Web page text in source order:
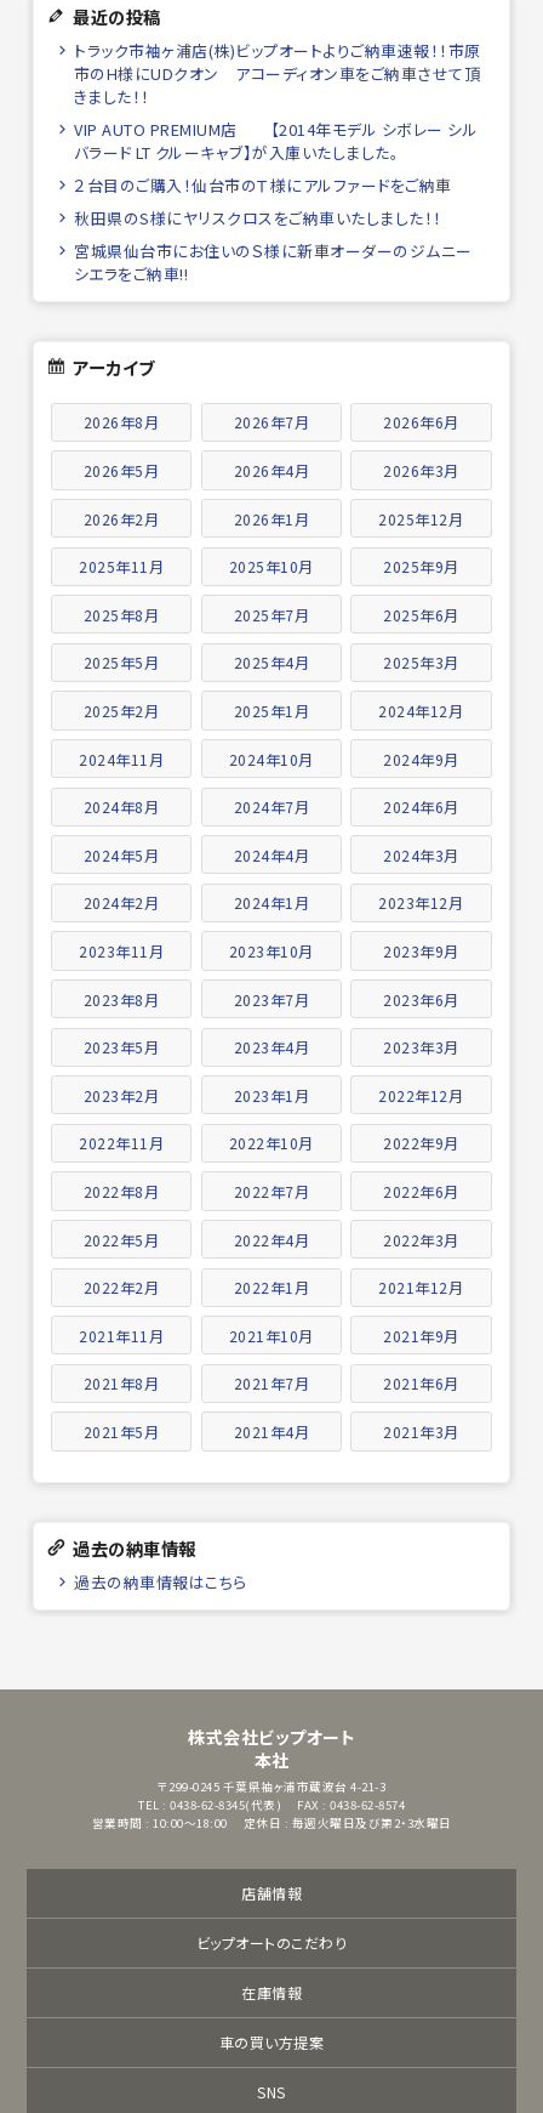
最近の投稿
トラック市袖ヶ浦店(株)ビップオートよりご納車速報！！市原
市のH様にUDクオン アコーディオン車をご納車させて頂
きました！！
VIP AUTO PREMIUM店 【2014年モデル シボレー シル
バラード LT クルーキャブ】が入庫いたしました。
２台目のご購入！仙台市のＴ様にアルファードをご納車
秋田県のS様にヤリスクロスをご納車いたしました！！
宮城県仙台市にお住いのＳ様に新車オーダーのジムニー
シエラをご納車!!
アーカイブ
2026年8月 2026年7月 2026年6月
2026年5月 2026年4月 2026年3月
2026年2月 2026年1月 2025年12月
2025年11月 2025年10月 2025年9月
2025年8月 2025年7月 2025年6月
2025年5月 2025年4月 2025年3月
2025年2月 2025年1月 2024年12月
2024年11月 2024年10月 2024年9月
2024年8月 2024年7月 2024年6月
2024年5月 2024年4月 2024年3月
2024年2月 2024年1月 2023年12月
2023年11月 2023年10月 2023年9月
2023年8月 2023年7月 2023年6月
2023年5月 2023年4月 2023年3月
2023年2月 2023年1月 2022年12月
2022年11月 2022年10月 2022年9月
2022年8月 2022年7月 2022年6月
2022年5月 2022年4月 2022年3月
2022年2月 2022年1月 2021年12月
2021年11月 2021年10月 2021年9月
2021年8月 2021年7月 2021年6月
2021年5月 2021年4月 2021年3月
過去の納車情報
過去の納車情報はこちら
株式会社ビップオート
本社
〒299-0245 千葉県袖ヶ浦市蔵波台 4-21-3
TEL : 0438-62-8345(代表)
FAX : 0438-62-8574
営業時間 : 10:00～18:00
定休日 : 毎週火曜日及び第2・3水曜日
店舗情報
ビップオートのこだわり
在庫情報
車の買い方提案
SNS